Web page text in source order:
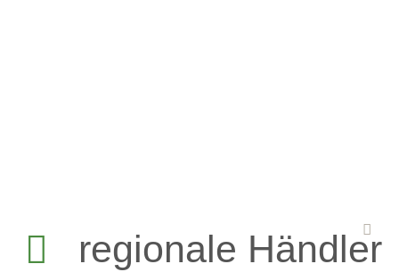
regionale Händler